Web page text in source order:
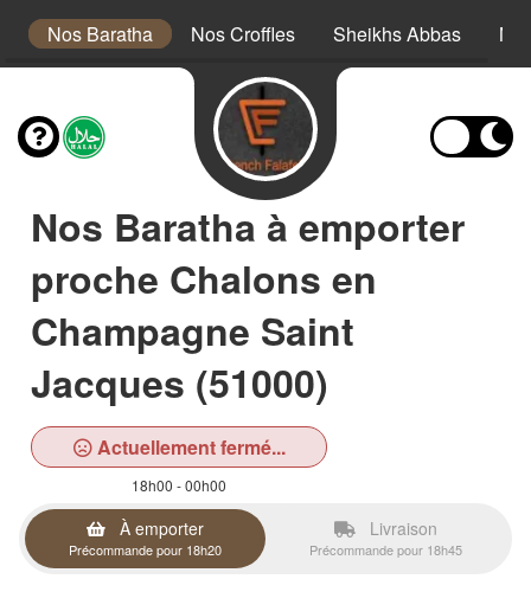
Nos Baratha Nos Croffles Sheikhs Abbas
Nos Baratha à emporter
proche Chalons en
Champagne Saint
Jacques (51000)
Actuellement fermé...
18h00 - 00h00
À emporter
Précommande pour 18h20
Livraison
Précommande pour 18h45